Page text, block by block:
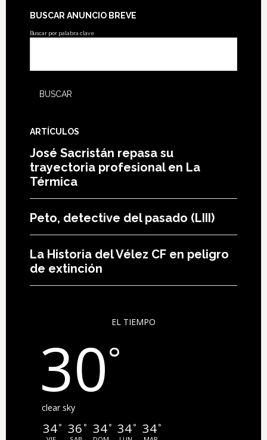
BUSCAR ANUNCIO BREVE
Buscar por palabra clave
ARTÍCULOS
José Sacristán repasa su
trayectoria profesional en La
Térmica
Peto, detective del pasado (LIII)
La Historia del Vélez CF en peligro
de extinción
EL TIEMPO
30°
clear sky
34° 36 ° 34° 34° 34°